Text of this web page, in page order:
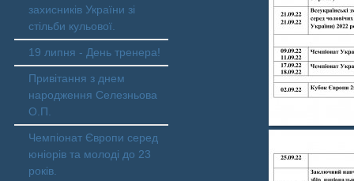
захисників України зі
стільби кульової.
19 липня - День тренера!
Привітання з днем
народження Селезньова
О.П.
Чемпіонат Європи серед
юніорів та молоді до 23
років.